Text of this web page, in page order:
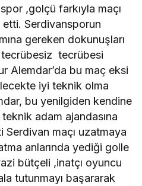
,golçü farkıyla maçı
Serdivansporun
gereken dokunuşları
tecrübesi
Alemdar’da bu maç eksi
iyi teknik olma
bu yenilgiden kendine
teknik adam ajandasına
maçı uzatmaya
anlarında yediği golle
bütçeli ,inatçı oyuncu
tutunmayı başararak